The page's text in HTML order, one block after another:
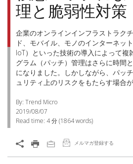
理と脆弱性対策
企業のオンラインインフラストラク
ド、モバイル、モノのインターネッ
IoT）といった技術の導入によって複
グラム（パッチ）管理はさらに時間
になりました。しかしながら、パッ
ュリティ上のリスクをもたらす場合が
By: Trend Micro
2019/08/07
Read time: 4 分(1864words)
メルマガ登録する